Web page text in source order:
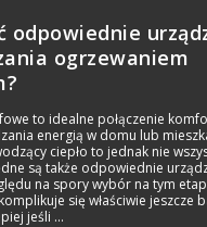
odpowiednie
ogrzewaniem
to idealne połączenie
energią w domu lub
ciepło to jednak nie
są także odpowiednie
na spory wybór na tym
się właściwie jeszcze
jeśli ...